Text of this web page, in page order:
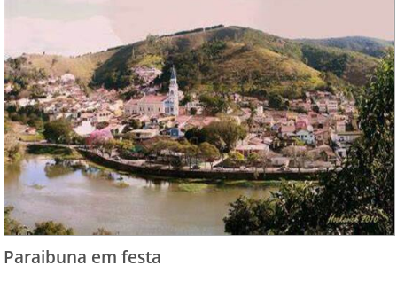
Paraibuna em festa